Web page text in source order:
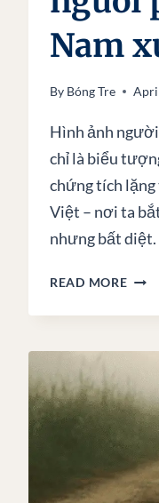
Nam
By Bóng Tre
Hình ảnh
chỉ là biểu
chứng tích lặng
Việt – nơi ta
nhưng bất diệt.
READ MORE
NỮ
ẢNH
BẤT
TỬ
CỦA